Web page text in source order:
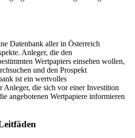
Datenbank aller in Österreich
Anleger, die den
Wertpapiers einsehen wollen,
und den Prospekt
ist ein wertvolles
Anleger, die sich vor einer Investition
angebotenen Wertpapiere informieren